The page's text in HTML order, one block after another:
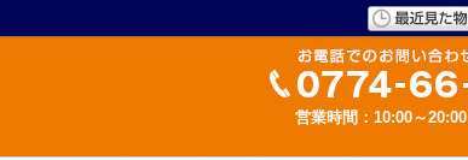
営業時間：10:00～20:00